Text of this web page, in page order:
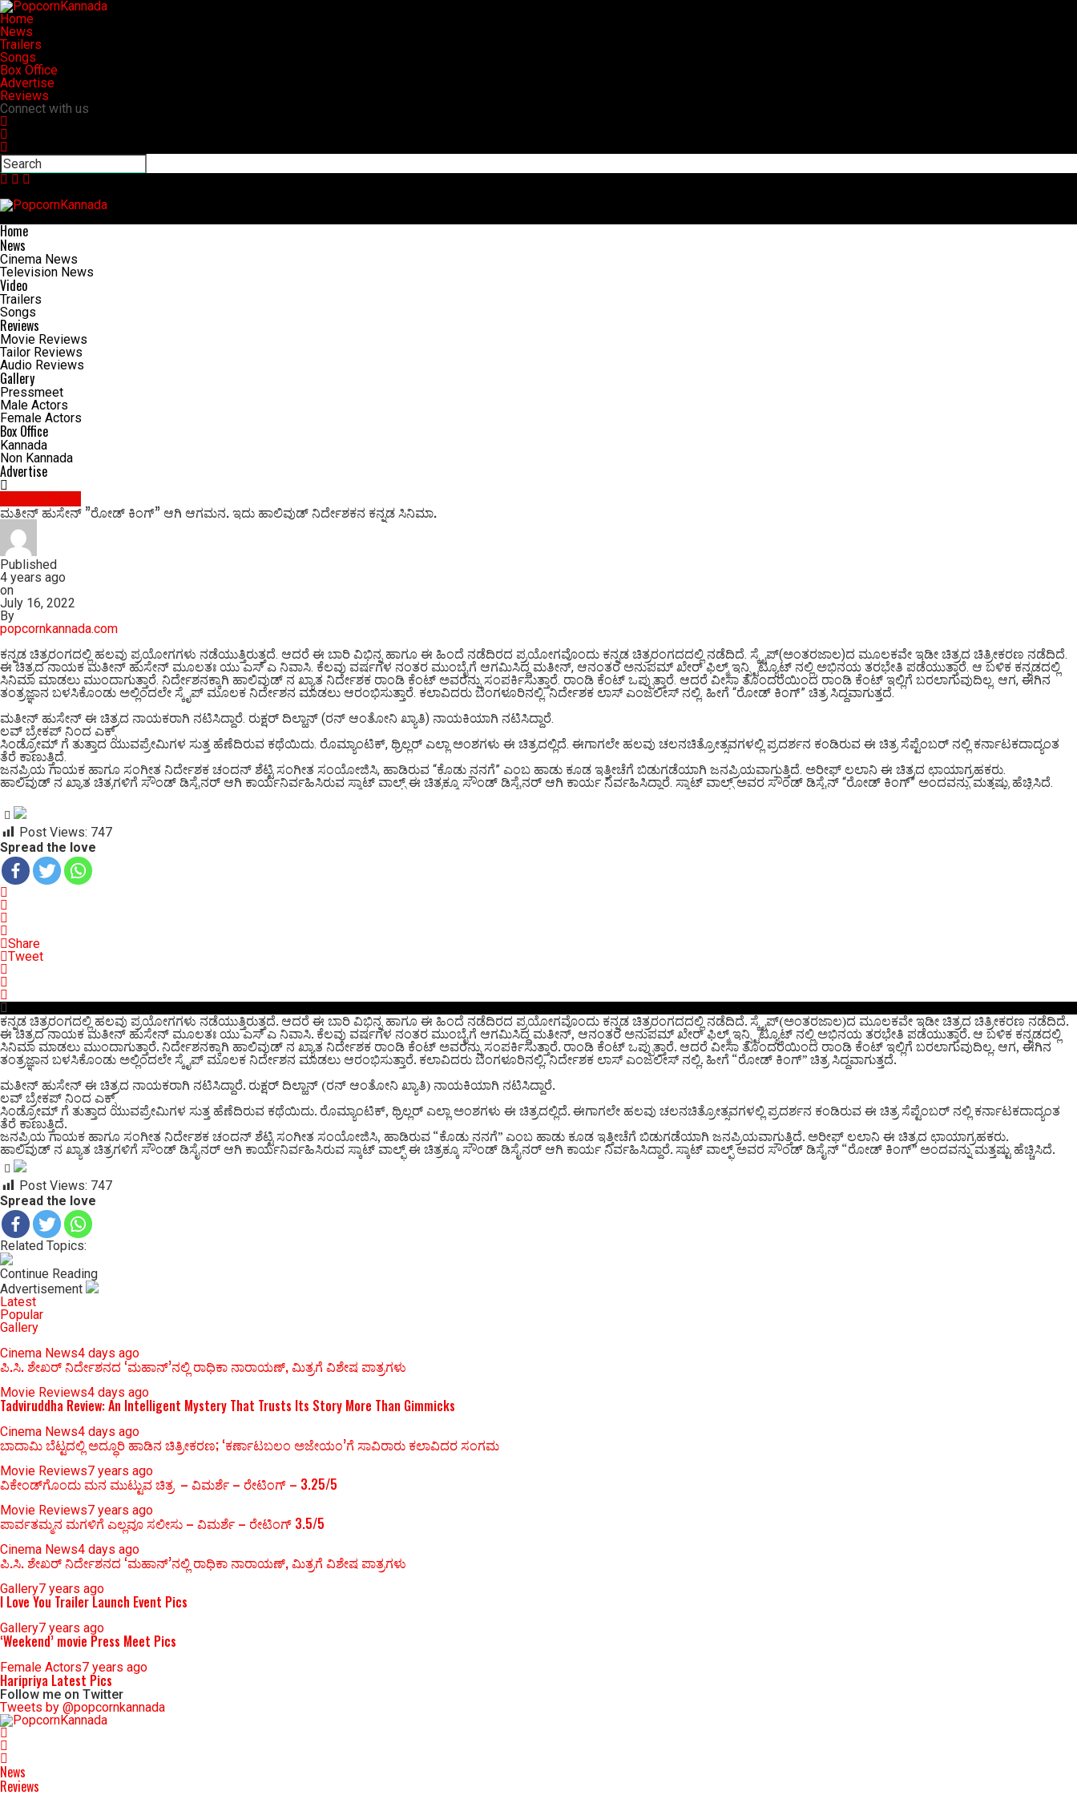
Home
News
Trailers
Songs
Box Office
Advertise
Reviews
Connect with us
Home
News
Cinema News
Television News
Video
Trailers
Songs
Reviews
Movie Reviews
Tailor Reviews
Audio Reviews
Gallery
Pressmeet
Male Actors
Female Actors
Box Office
Kannada
Non Kannada
Advertise
ಮತೀನ್ ಹುಸೇನ್ ‌”ರೋಡ್ ಕಿಂಗ್” ಆಗಿ ಆಗಮನ. ಇದು ಹಾಲಿವುಡ್ ನಿರ್ದೇಶಕನ ಕನ್ನಡ ಸಿನಿಮಾ.
Published
4 years ago
on
July 16, 2022
By
popcornkannada.com
ಕನ್ನಡ ಚಿತ್ರರಂಗದಲ್ಲಿ ಹಲವು ಪ್ರಯೋಗಗಳು ನಡೆಯುತ್ತಿರುತ್ತದೆ. ಆದರೆ ಈ ಬಾರಿ ವಿಭಿನ್ನ ಹಾಗೂ ಈ ಹಿಂದೆ ನಡೆದಿರದ ಪ್ರಯೋಗವೊಂದು ಕನ್ನಡ ಚಿತ್ರರಂಗದದಲ್ಲಿ ನಡೆದಿದೆ. ಸ್ಕೈಪ್(ಅಂತರಜಾಲ)ದ ಮೂಲಕವೇ ಇಡೀ ಚಿತ್ರದ ಚಿತ್ರೀಕರಣ ನಡೆದಿದೆ.
ಈ ಚಿತ್ರದ ನಾಯಕ ಮತೀನ್ ಹುಸೇನ್ ಮೂಲತಃ ಯು ಎಸ್ ಎ ನಿವಾಸಿ. ಕೆಲವು ವರ್ಷಗಳ ನಂತರ ಮುಂಬೈಗೆ ಆಗಮಿಸಿದ್ದ ಮತೀನ್, ಆನಂತರ ಅನುಪಮ್ ಖೇರ್ ಫಿಲ್ಮ್ ಇನ್ಸ್ಟಿಟ್ಯೂಟ್ ನಲ್ಲಿ ಅಭಿನಯ ತರಭೇತಿ ಪಡೆಯುತ್ತಾರೆ. ಆ ಬಳಿಕ ಕನ್ನಡದಲ್ಲಿ
ಸಿನಿಮಾ ಮಾಡಲು ಮುಂದಾಗುತ್ತಾರೆ. ನಿರ್ದೇಶನಕ್ಕಾಗಿ ಹಾಲಿವುಡ್ ನ ಖ್ಯಾತ ನಿರ್ದೇಶಕ ರಾಂಡಿ ಕೆಂಟ್ ಅವರನ್ನು ಸಂಪರ್ಕಿಸುತ್ತಾರೆ. ರಾಂಡಿ ಕೆಂಟ್ ಒಪ್ಪುತ್ತಾರೆ. ಆದರೆ ವೀಸಾ ತೊಂದರೆಯಿಂದ ರಾಂಡಿ ಕೆಂಟ್ ಇಲ್ಲಿಗೆ ಬರಲಾಗುವುದಿಲ್ಲ.‌ ಆಗ, ಈಗಿನ
ತಂತ್ರಜ್ಞಾನ ಬಳಸಿಕೊಂಡು ಅಲ್ಲಿಂದಲೇ ಸ್ಕೈಪ್ ಮೂಲಕ ನಿರ್ದೇಶನ‌ ಮಾಡಲು ಆರಂಭಿಸುತ್ತಾರೆ. ಕಲಾವಿದರು ಬೆಂಗಳೂರಿನಲ್ಲಿ. ನಿರ್ದೇಶಕ ಲಾಸ್ ಎಂಜಲೀಸ್ ನಲ್ಲಿ. ಹೀಗೆ “ರೋಡ್ ಕಿಂಗ್” ಚಿತ್ರ ಸಿದ್ದವಾಗುತ್ತದೆ.
ಮತೀನ್ ಹುಸೇನ್ ಈ ಚಿತ್ರದ ನಾಯಕರಾಗಿ ನಟಿಸಿದ್ದಾರೆ. ರುಕ್ಷರ್ ದಿಲ್ಹಾನ್ (ರನ್ ಆಂತೋನಿ ಖ್ಯಾತಿ) ನಾಯಕಿಯಾಗಿ ನಟಿಸಿದ್ದಾರೆ.
ಲವ್ ಬ್ರೇಕಪ್ ನಿಂದ ಎಕ್ಸ್
ಸಿಂಡ್ರೋಮ್ ಗೆ ತುತ್ತಾದ ಯುವಪ್ರೇಮಿಗಳ ಸುತ್ತ ಹೆಣೆದಿರುವ ಕಥೆಯಿದು. ರೊಮ್ಯಾಂಟಿಕ್, ಥ್ರಿಲ್ಲರ್ ಎಲ್ಲಾ ಅಂಶಗಳು ಈ ಚಿತ್ರದಲ್ಲಿದೆ. ಈಗಾಗಲೇ ಹಲವು ಚಲನಚಿತ್ರೋತ್ಸವಗಳಲ್ಲಿ ಪ್ರದರ್ಶನ ಕಂಡಿರುವ ಈ ಚಿತ್ರ ಸೆಪ್ಟೆಂಬರ್ ನಲ್ಲಿ ಕರ್ನಾಟಕದಾದ್ಯಂತ
ತೆರೆ ಕಾಣುತ್ತಿದೆ.
ಜನಪ್ರಿಯ ಗಾಯಕ ಹಾಗೂ ಸಂಗೀತ ನಿರ್ದೇಶಕ ಚಂದನ್ ಶೆಟ್ಟಿ ಸಂಗೀತ ಸಂಯೋಜಿಸಿ, ಹಾಡಿರುವ “ಕೊಡು ನನಗೆ” ಎಂಬ ಹಾಡು ಕೂಡ ಇತ್ತೀಚೆಗೆ ಬಿಡುಗಡೆಯಾಗಿ ಜನಪ್ರಿಯವಾಗುತ್ತಿದೆ. ಅರೀಫ್ ಲಲಾನಿ ಈ ಚಿತ್ರದ ಛಾಯಾಗ್ರಹಕರು.
ಹಾಲಿವುಡ್ ನ ಖ್ಯಾತ ಚಿತ್ರಗಳಿಗೆ ಸೌಂಡ್ ಡಿಸೈನರ್ ಆಗಿ ಕಾರ್ಯನಿರ್ವಹಿಸಿರುವ ಸ್ಕಾಟ್ ವಾಲ್ಫ್ ಈ ಚಿತ್ರಕ್ಕೂ ಸೌಂಡ್‌ ಡಿಸೈನರ್ ಆಗಿ ಕಾರ್ಯ ನಿರ್ವಹಿಸಿದ್ದಾರೆ. ಸ್ಕಾಟ್ ವಾಲ್ಫ್ ಅವರ ಸೌಂಡ್ ಡಿಸೈನ್ “ರೋಡ್ ಕಿಂಗ್” ಅಂದವನ್ನು ಮತ್ತಷ್ಟು ಹೆಚ್ಚಿಸಿದೆ.
Post Views: 747
Spread the love
Share
Tweet
ಕನ್ನಡ ಚಿತ್ರರಂಗದಲ್ಲಿ ಹಲವು ಪ್ರಯೋಗಗಳು ನಡೆಯುತ್ತಿರುತ್ತದೆ. ಆದರೆ ಈ ಬಾರಿ ವಿಭಿನ್ನ ಹಾಗೂ ಈ ಹಿಂದೆ ನಡೆದಿರದ ಪ್ರಯೋಗವೊಂದು ಕನ್ನಡ ಚಿತ್ರರಂಗದದಲ್ಲಿ ನಡೆದಿದೆ. ಸ್ಕೈಪ್(ಅಂತರಜಾಲ)ದ ಮೂಲಕವೇ ಇಡೀ ಚಿತ್ರದ ಚಿತ್ರೀಕರಣ ನಡೆದಿದೆ.
ಈ ಚಿತ್ರದ ನಾಯಕ ಮತೀನ್ ಹುಸೇನ್ ಮೂಲತಃ ಯು ಎಸ್ ಎ ನಿವಾಸಿ. ಕೆಲವು ವರ್ಷಗಳ ನಂತರ ಮುಂಬೈಗೆ ಆಗಮಿಸಿದ್ದ ಮತೀನ್, ಆನಂತರ ಅನುಪಮ್ ಖೇರ್ ಫಿಲ್ಮ್ ಇನ್ಸ್ಟಿಟ್ಯೂಟ್ ನಲ್ಲಿ ಅಭಿನಯ ತರಭೇತಿ ಪಡೆಯುತ್ತಾರೆ. ಆ ಬಳಿಕ ಕನ್ನಡದಲ್ಲಿ
ಸಿನಿಮಾ ಮಾಡಲು ಮುಂದಾಗುತ್ತಾರೆ. ನಿರ್ದೇಶನಕ್ಕಾಗಿ ಹಾಲಿವುಡ್ ನ ಖ್ಯಾತ ನಿರ್ದೇಶಕ ರಾಂಡಿ ಕೆಂಟ್ ಅವರನ್ನು ಸಂಪರ್ಕಿಸುತ್ತಾರೆ. ರಾಂಡಿ ಕೆಂಟ್ ಒಪ್ಪುತ್ತಾರೆ. ಆದರೆ ವೀಸಾ ತೊಂದರೆಯಿಂದ ರಾಂಡಿ ಕೆಂಟ್ ಇಲ್ಲಿಗೆ ಬರಲಾಗುವುದಿಲ್ಲ.‌ ಆಗ, ಈಗಿನ
ತಂತ್ರಜ್ಞಾನ ಬಳಸಿಕೊಂಡು ಅಲ್ಲಿಂದಲೇ ಸ್ಕೈಪ್ ಮೂಲಕ ನಿರ್ದೇಶನ‌ ಮಾಡಲು ಆರಂಭಿಸುತ್ತಾರೆ. ಕಲಾವಿದರು ಬೆಂಗಳೂರಿನಲ್ಲಿ. ನಿರ್ದೇಶಕ ಲಾಸ್ ಎಂಜಲೀಸ್ ನಲ್ಲಿ. ಹೀಗೆ “ರೋಡ್ ಕಿಂಗ್” ಚಿತ್ರ ಸಿದ್ದವಾಗುತ್ತದೆ.
ಮತೀನ್ ಹುಸೇನ್ ಈ ಚಿತ್ರದ ನಾಯಕರಾಗಿ ನಟಿಸಿದ್ದಾರೆ. ರುಕ್ಷರ್ ದಿಲ್ಹಾನ್ (ರನ್ ಆಂತೋನಿ ಖ್ಯಾತಿ) ನಾಯಕಿಯಾಗಿ ನಟಿಸಿದ್ದಾರೆ.
ಲವ್ ಬ್ರೇಕಪ್ ನಿಂದ ಎಕ್ಸ್
ಸಿಂಡ್ರೋಮ್ ಗೆ ತುತ್ತಾದ ಯುವಪ್ರೇಮಿಗಳ ಸುತ್ತ ಹೆಣೆದಿರುವ ಕಥೆಯಿದು. ರೊಮ್ಯಾಂಟಿಕ್, ಥ್ರಿಲ್ಲರ್ ಎಲ್ಲಾ ಅಂಶಗಳು ಈ ಚಿತ್ರದಲ್ಲಿದೆ. ಈಗಾಗಲೇ ಹಲವು ಚಲನಚಿತ್ರೋತ್ಸವಗಳಲ್ಲಿ ಪ್ರದರ್ಶನ ಕಂಡಿರುವ ಈ ಚಿತ್ರ ಸೆಪ್ಟೆಂಬರ್ ನಲ್ಲಿ ಕರ್ನಾಟಕದಾದ್ಯಂತ
ತೆರೆ ಕಾಣುತ್ತಿದೆ.
ಜನಪ್ರಿಯ ಗಾಯಕ ಹಾಗೂ ಸಂಗೀತ ನಿರ್ದೇಶಕ ಚಂದನ್ ಶೆಟ್ಟಿ ಸಂಗೀತ ಸಂಯೋಜಿಸಿ, ಹಾಡಿರುವ “ಕೊಡು ನನಗೆ” ಎಂಬ ಹಾಡು ಕೂಡ ಇತ್ತೀಚೆಗೆ ಬಿಡುಗಡೆಯಾಗಿ ಜನಪ್ರಿಯವಾಗುತ್ತಿದೆ. ಅರೀಫ್ ಲಲಾನಿ ಈ ಚಿತ್ರದ ಛಾಯಾಗ್ರಹಕರು.
ಹಾಲಿವುಡ್ ನ ಖ್ಯಾತ ಚಿತ್ರಗಳಿಗೆ ಸೌಂಡ್ ಡಿಸೈನರ್ ಆಗಿ ಕಾರ್ಯನಿರ್ವಹಿಸಿರುವ ಸ್ಕಾಟ್ ವಾಲ್ಫ್ ಈ ಚಿತ್ರಕ್ಕೂ ಸೌಂಡ್‌ ಡಿಸೈನರ್ ಆಗಿ ಕಾರ್ಯ ನಿರ್ವಹಿಸಿದ್ದಾರೆ. ಸ್ಕಾಟ್ ವಾಲ್ಫ್ ಅವರ ಸೌಂಡ್ ಡಿಸೈನ್ “ರೋಡ್ ಕಿಂಗ್” ಅಂದವನ್ನು ಮತ್ತಷ್ಟು ಹೆಚ್ಚಿಸಿದೆ.
Post Views: 747
Spread the love
Related Topics:
Continue Reading
Advertisement
Latest
Popular
Gallery
Cinema News4 days ago
ಪಿ.ಸಿ. ಶೇಖರ್ ನಿರ್ದೇಶನದ ‘ಮಹಾನ್’ನಲ್ಲಿ ರಾಧಿಕಾ ನಾರಾಯಣ್, ಮಿತ್ರಗೆ ವಿಶೇಷ ಪಾತ್ರಗಳು
Movie Reviews4 days ago
Tadviruddha Review: An Intelligent Mystery That Trusts Its Story More Than Gimmicks
Cinema News4 days ago
ಬಾದಾಮಿ ಬೆಟ್ಟದಲ್ಲಿ ಅದ್ಧೂರಿ ಹಾಡಿನ ಚಿತ್ರೀಕರಣ; ‘ಕರ್ಣಾಟಬಲಂ ಅಜೇಯಂ’ಗೆ ಸಾವಿರಾರು ಕಲಾವಿದರ ಸಂಗಮ
Movie Reviews7 years ago
ವಿಕೇಂಡ್‌ಗೊಂದು ಮನ ಮುಟ್ಟುವ ಚಿತ್ರ – ವಿಮರ್ಶೆ – ರೇಟಿಂಗ್ – 3.25/5
Movie Reviews7 years ago
ಪಾರ್ವತಮ್ಮನ ಮಗಳಿಗೆ ಎಲ್ಲವೂ ಸಲೀಸು – ವಿಮರ್ಶೆ – ರೇಟಿಂಗ್ 3.5/5
Cinema News4 days ago
ಪಿ.ಸಿ. ಶೇಖರ್ ನಿರ್ದೇಶನದ ‘ಮಹಾನ್’ನಲ್ಲಿ ರಾಧಿಕಾ ನಾರಾಯಣ್, ಮಿತ್ರಗೆ ವಿಶೇಷ ಪಾತ್ರಗಳು
Gallery7 years ago
I Love You Trailer Launch Event Pics
Gallery7 years ago
‘Weekend’ movie Press Meet Pics
Female Actors7 years ago
Haripriya Latest Pics
Follow me on Twitter
Tweets by @popcornkannada
News
Reviews